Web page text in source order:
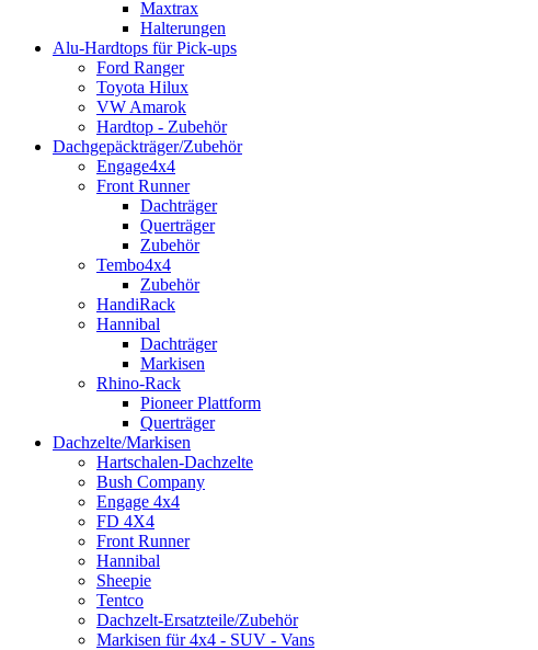
Maxtrax
Halterungen
Alu-Hardtops für Pick-ups
Ford Ranger
Toyota Hilux
VW Amarok
Hardtop - Zubehör
Dachgepäckträger/Zubehör
Engage4x4
Front Runner
Dachträger
Querträger
Zubehör
Tembo4x4
Zubehör
HandiRack
Hannibal
Dachträger
Markisen
Rhino-Rack
Pioneer Plattform
Querträger
Dachzelte/Markisen
Hartschalen-Dachzelte
Bush Company
Engage 4x4
FD 4X4
Front Runner
Hannibal
Sheepie
Tentco
Dachzelt-Ersatzteile/Zubehör
Markisen für 4x4 - SUV - Vans